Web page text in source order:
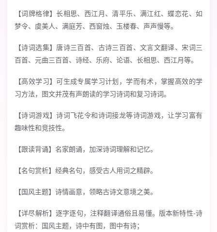
【词牌格律】长相思、西江月、清平乐、满江红、蝶恋花、如
梦令、虞美人、满庭芳、西窗烛、玉楼春、声声慢等。
【诗词选集】唐诗三百首、古诗三百首、文言文翻译、宋词三
百首、元曲三百首、诗经、乐府、论语、长相思、西江月等。
【高效学习】可生成专属学习计划，学而有术，掌握高效的学
习方法，图文并茂有声朗读的学习诗词和复习诗词。
【诗词游戏】诗词飞花令和诗词接龙等诗词游戏，让学习富有
趣味性和竞技性。
【跟读背诵】名家朗诵，加深诗词理解和记忆。
【名句赏析】经典名句，感受古人用词之精辟。
【国风主题】诗情画意，领略古诗文意境之美。
【详尽解析】逐字逐句，注释翻译通俗且易懂。版本新特性-诗
词赏析：国风主题，诗中有图，图中有诗；